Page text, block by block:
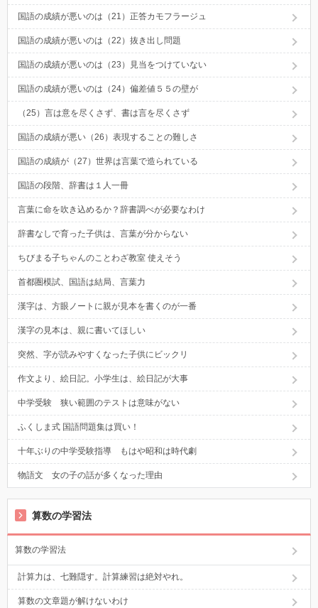
国語の成績が悪いのは（21）正答カモフラージュ
国語の成績が悪いのは（22）抜き出し問題
国語の成績が悪いのは（23）見当をつけていない
国語の成績が悪いのは（24）偏差値５５の壁が
（25）言は意を尽くさず、書は言を尽くさず
国語の成績が悪い（26）表現することの難しさ
国語の成績が（27）世界は言葉で造られている
国語の段階、辞書は１人一冊
言葉に命を吹き込めるか？辞書調べが必要なわけ
辞書なしで育った子供は、言葉が分からない
ちびまる子ちゃんのことわざ教室 使えそう
首都圏模試、国語は結局、言葉力
漢字は、方眼ノートに親が見本を書くのが一番
漢字の見本は、親に書いてほしい
突然、字が読みやすくなった子供にビックリ
作文より、絵日記。小学生は、絵日記が大事
中学受験 狭い範囲のテストは意味がない
ふくしま式 国語問題集は買い！
十年ぶりの中学受験指導 もはや昭和は時代劇
物語文 女の子の話が多くなった理由
算数の学習法
算数の学習法
計算力は、七難隠す。計算練習は絶対やれ。
算数の文章題が解けないわけ